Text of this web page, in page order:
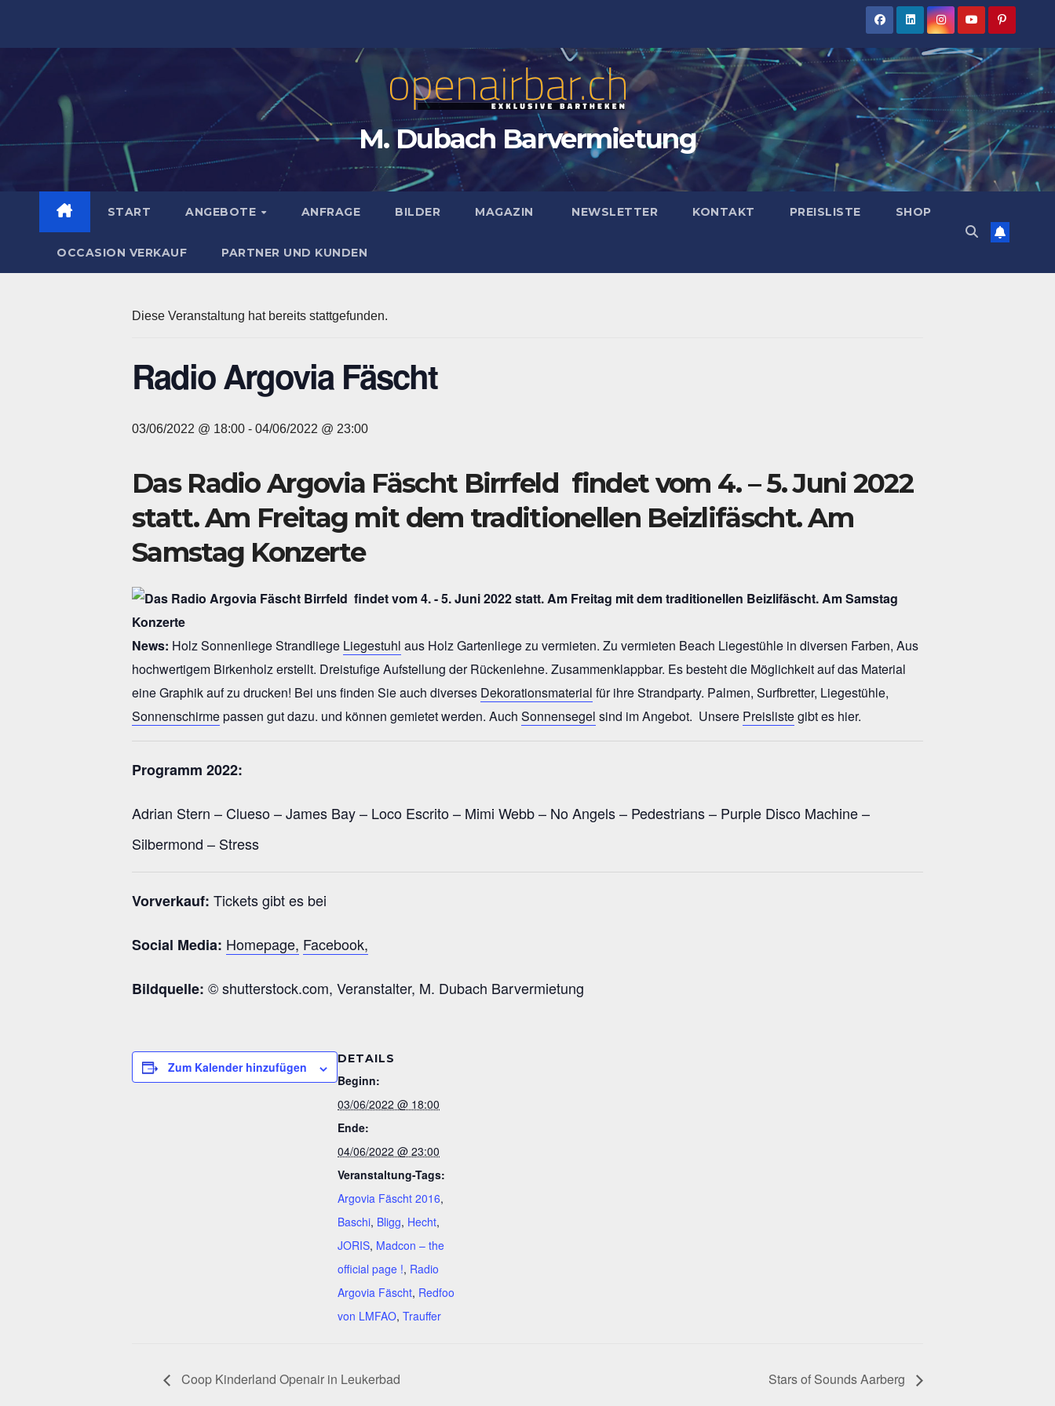
M. Dubach Barvermietung
START ANGEBOTE ANFRAGE BILDER MAGAZIN NEWSLETTER KONTAKT PREISLISTE SHOP
OCCASION VERKAUF PARTNER UND KUNDEN
Diese Veranstaltung hat bereits stattgefunden.
Radio Argovia Fäscht
03/06/2022 @ 18:00 - 04/06/2022 @ 23:00
Das Radio Argovia Fäscht Birrfeld findet vom 4. – 5. Juni 2022
statt. Am Freitag mit dem traditionellen Beizlifäscht. Am
Samstag Konzerte
News: Holz Sonnenliege Strandliege Liegestuhl aus Holz Gartenliege zu vermieten. Zu vermieten Beach Liegestühle in diversen Farben, Aus
hochwertigem Birkenholz erstellt. Dreistufige Aufstellung der Rückenlehne. Zusammenklappbar. Es besteht die Möglichkeit auf das Material
eine Graphik auf zu drucken! Bei uns finden Sie auch diverses Dekorationsmaterial für ihre Strandparty. Palmen, Surfbretter, Liegestühle,
Sonnenschirmepassen gut dazu. und können gemietet werden. Auch Sonnensegel sind im Angebot. Unsere Preislistegibt es hier.
Programm 2022:
Adrian Stern – Clueso – James Bay – Loco Escrito – Mimi Webb – No Angels – Pedestrians – Purple Disco Machine –
Silbermond – Stress
Vorverkauf: Tickets gibt es bei
Social Media: Homepage, Facebook,
Bildquelle: © shutterstock.com, Veranstalter, M. Dubach Barvermietung
Zum Kalender hinzufügen
DETAILS
Beginn:
03/06/2022 @ 18:00
Ende:
04/06/2022 @ 23:00
Veranstaltung-Tags:
Argovia Fäscht 2016,
Baschi, Bligg, Hecht,
JORIS, Madcon – the
official page !, Radio
Argovia Fäscht, Redfoo
von LMFAO, Trauffer
Coop Kinderland Openair in Leukerbad Stars of Sounds Aarberg